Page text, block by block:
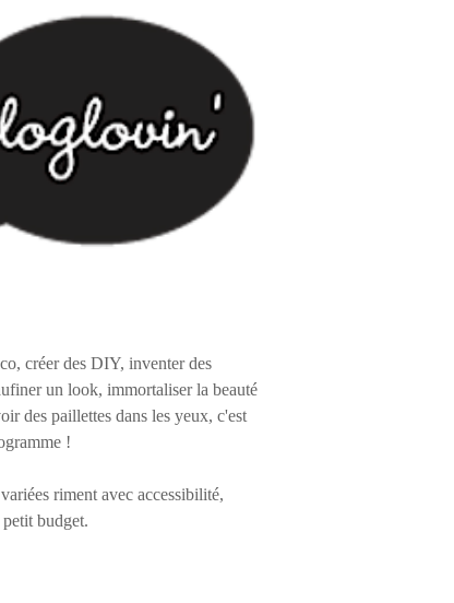
créer des DIY, inventer des
un look, immortaliser la beauté
des paillettes dans les yeux, c'est
!
riment avec accessibilité,
budget.